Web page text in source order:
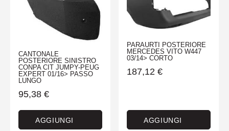
CANTONALE
POSTERIORE SINISTRO
CONPA CIT JUMPY-PEUG
EXPERT 01/16> PASSO
LUNGO
95,38 €
AGGIUNGI
PARAURTI POSTERIORE
MERCEDES VITO W447
03/14> CORTO
187,12 €
AGGIUNGI